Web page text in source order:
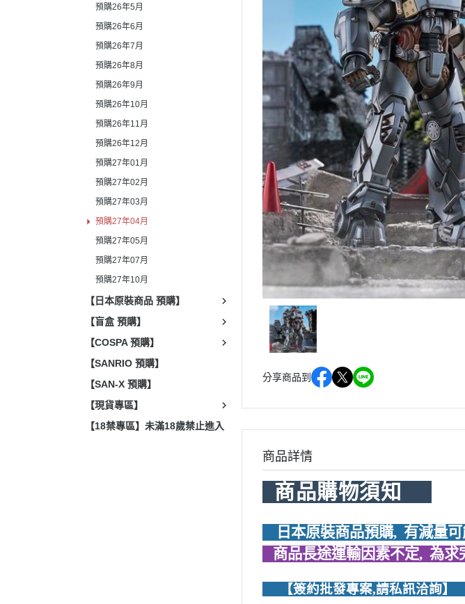
預購26年5月
預購26年6月
預購26年7月
預購26年8月
預購26年9月
預購26年10月
預購26年11月
預購26年12月
預購27年01月
預購27年02月
預購27年03月
預購27年04月
預購27年05月
預購27年07月
預購27年10月
【日本原裝商品 預購】
【盲盒 預購】
【COSPA 預購】
【SANRIO 預購】
【SAN-X 預購】
【現貨專區】
【18禁專區】未滿18歲禁止進入
分享商品到
商品詳情
  商品購物須知
日本原裝商品預購,  有減量
商品長途運輸因素不定,  為
     【簽約批發專案,請私訊洽詢